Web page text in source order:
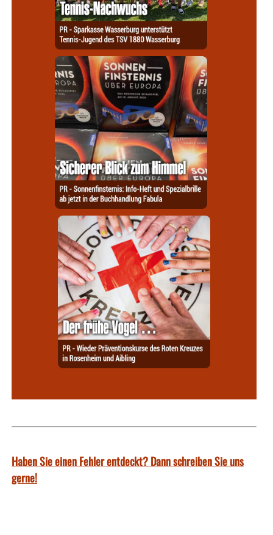
Haben Sie einen Fehler entdeckt? Dann schreiben Sie uns
gerne!